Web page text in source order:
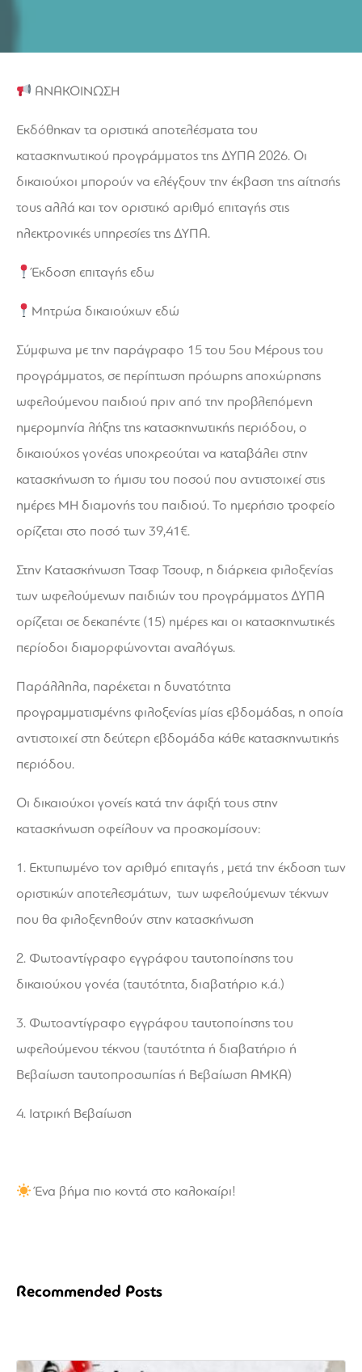
ΑΝΑΚΟΙΝΩΣΗ
Εκδόθηκαν τα οριστικά αποτελέσματα του
κατασκηνωτικού προγράμματος της ΔΥΠΑ 2026. Οι
δικαιούχοι μπορούν να ελέγξουν την έκβαση της αίτησής
τους αλλά και τον οριστικό αριθμό επιταγής στις
ηλεκτρονικές υπηρεσίες της ΔΥΠΑ.
Έκδοση επιταγήςεδω
Μητρώα δικαιούχωνεδώ
Σύμφωνα με την παράγραφο 15 του 5ου Μέρους του
προγράμματος, σε περίπτωση πρόωρης αποχώρησης
ωφελούμενου παιδιού πριν από την προβλεπόμενη
ημερομηνία λήξης της κατασκηνωτικής περιόδου, ο
δικαιούχος γονέας υποχρεούται να καταβάλει στην
κατασκήνωση το ήμισυ του ποσού που αντιστοιχεί στις
ημέρες ΜΗ διαμονής του παιδιού. Το ημερήσιο τροφείο
ορίζεται στο ποσό των 39,41€.
Στην Κατασκήνωση Τσαφ Τσουφ, η διάρκεια φιλοξενίας
των ωφελούμενων παιδιών του προγράμματος ΔΥΠΑ
ορίζεται σε δεκαπέντε (15) ημέρες και οι κατασκηνωτικές
περίοδοι διαμορφώνονται αναλόγως.
Παράλληλα, παρέχεται η δυνατότητα
προγραμματισμένης φιλοξενίας μίας εβδομάδας, η οποία
αντιστοιχεί στη δεύτερη εβδομάδα κάθε κατασκηνωτικής
περιόδου.
Οι δικαιούχοι γονείς κατά την άφιξή τους στην
κατασκήνωση οφείλουν να προσκομίσουν:
1. Εκτυπωμένο τον αριθμό επιταγής , μετά την έκδοση των
οριστικών αποτελεσμάτων, των ωφελούμενων τέκνων
που θα φιλοξενηθούν στην κατασκήνωση
2. Φωτοαντίγραφο εγγράφου ταυτοποίησης του
δικαιούχου γονέα (ταυτότητα, διαβατήριο κ.ά.)
3. Φωτοαντίγραφο εγγράφου ταυτοποίησης του
ωφελούμενου τέκνου (ταυτότητα ή διαβατήριο ή
Βεβαίωση ταυτοπροσωπίας ή Βεβαίωση ΑΜΚΑ)
4. Ιατρική Βεβαίωση
Ένα βήμα πιο κοντά στο καλοκαίρι!
Recommended Posts